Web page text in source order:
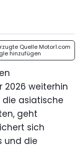
Quelle Motor1.com
hinzufügen
2026 weiterhin
asiatische
geht
sich
und die